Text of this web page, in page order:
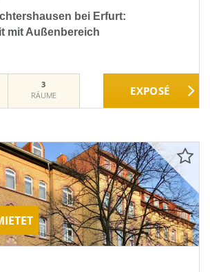
bei Erfurt:
mit Außenbereich
3
RÄUME